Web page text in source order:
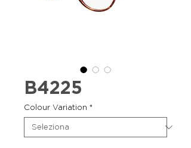
B4225
Colour Variation *